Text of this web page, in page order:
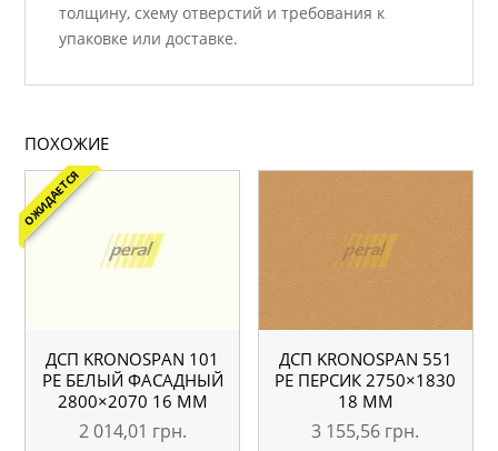
толщину, схему отверстий и требования к
упаковке или доставке.
ПОХОЖИЕ
ОЖИДАЕТСЯ
ДСП KRONOSPAN 101
РЕ БЕЛЫЙ ФАСАДНЫЙ
2800×2070 16 ММ
2 014,01 грн.
ДСП KRONOSPAN 551
РЕ ПЕРСИК 2750×1830
18 ММ
3 155,56 грн.